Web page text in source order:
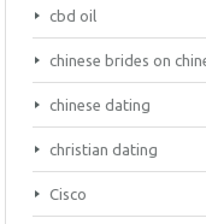
cbd oil
chinese brides on
chinese dating
christian dating
Cisco